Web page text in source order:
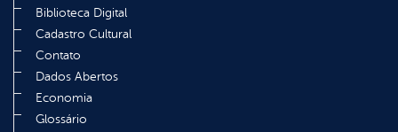
Biblioteca Digital
Cadastro Cultural
Contato
Dados Abertos
Economia
Glossário